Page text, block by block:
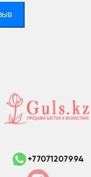
+77071207994